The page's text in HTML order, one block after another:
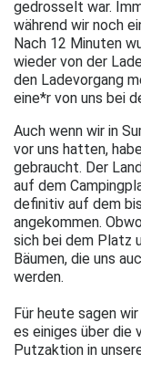
gedrosselt war.
während wir noch
Nach 12 Minuten
wieder von der
den Ladevorgang
eine*r von uns bei
Auch wenn wir in
vor uns hatten,
gebraucht. Der
auf dem
definitiv auf dem
angekommen.
sich bei dem Platz
Bäumen, die uns
werden.
Für heute sagen
es einiges über die
Putzaktion in